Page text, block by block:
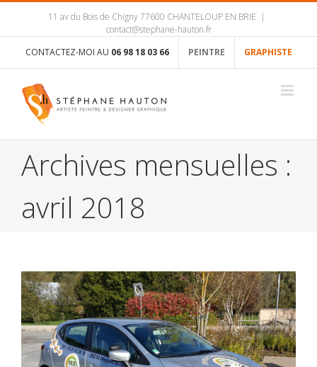
11 av du Bois de Chigny 77600 CHANTELOUP EN BRIE |
contact@stephane-hauton.fr
CONTACTEZ-MOI AU 06 98 18 03 66 PEINTRE GRAPHISTE
Archives mensuelles :
avril 2018